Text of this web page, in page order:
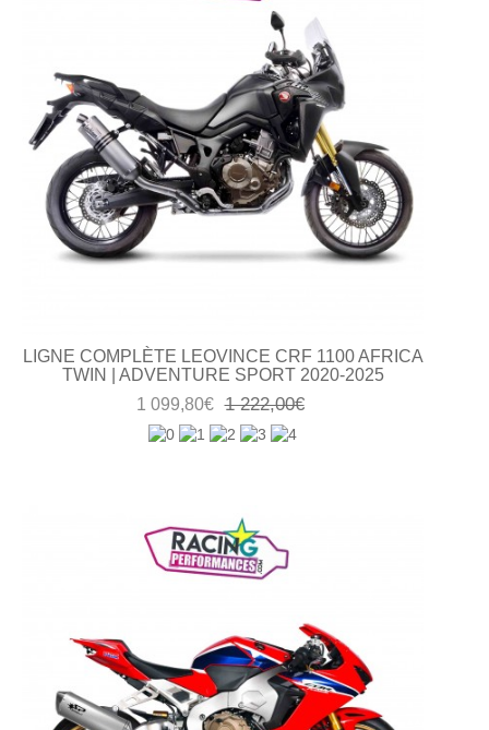
LIGNE COMPLÈTE LEOVINCE CRF 1100 AFRICA
TWIN | ADVENTURE SPORT 2020-2025
1 099,80€ 1 222,00€